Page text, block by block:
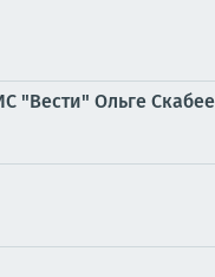
"Вести" Ольге